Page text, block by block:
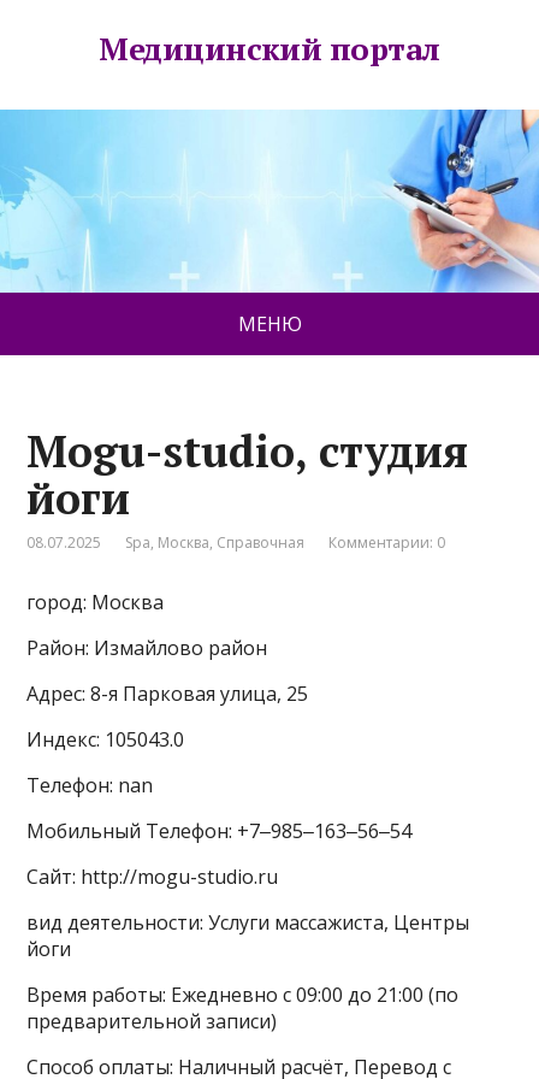
Медицинский портал
МЕНЮ
Mogu-studio, студия
йоги
08.07.2025 Spa, Москва, Справочная Комментарии: 0
город: Москва
Район: Измайлово район
Адрес: 8-я Парковая улица, 25
Индекс: 105043.0
Телефон: nan
Мобильный Телефон: +7‒985‒163‒56‒54
Сайт: http://mogu-studio.ru
вид деятельности: Услуги массажиста, Центры
йоги
Время работы: Ежедневно с 09:00 до 21:00 (по
предварительной записи)
Способ оплаты: Наличный расчёт, Перевод с